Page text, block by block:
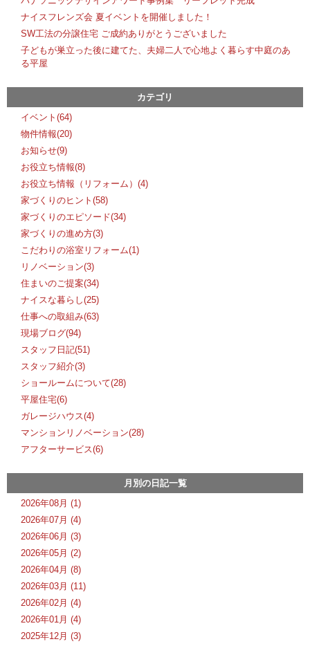
ナイスフレンズ会 夏イベントを開催しました！
SW工法の分譲住宅 ご成約ありがとうございました
子どもが巣立った後に建てた、夫婦二人で心地よく暮らす中庭のあ
る平屋
カテゴリ
イベント(64)
物件情報(20)
お知らせ(9)
お役立ち情報(8)
お役立ち情報（リフォーム）(4)
家づくりのヒント(58)
家づくりのエピソード(34)
家づくりの進め方(3)
こだわりの浴室リフォーム(1)
リノベーション(3)
住まいのご提案(34)
ナイスな暮らし(25)
仕事への取組み(63)
現場ブログ(94)
スタッフ日記(51)
スタッフ紹介(3)
ショールームについて(28)
平屋住宅(6)
ガレージハウス(4)
マンションリノベーション(28)
アフターサービス(6)
月別の日記一覧
2026年08月 (1)
2026年07月 (4)
2026年06月 (3)
2026年05月 (2)
2026年04月 (8)
2026年03月 (11)
2026年02月 (4)
2026年01月 (4)
2025年12月 (3)